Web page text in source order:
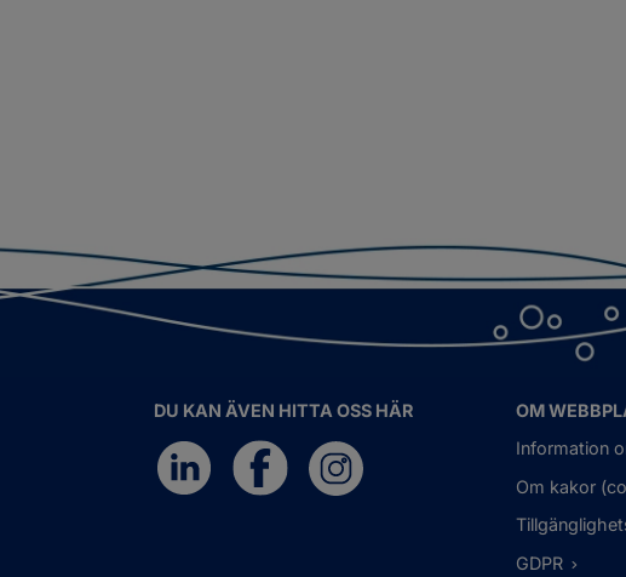
DU KAN ÄVEN HITTA OSS HÄR
OM
Information
Om kakor
GDPR